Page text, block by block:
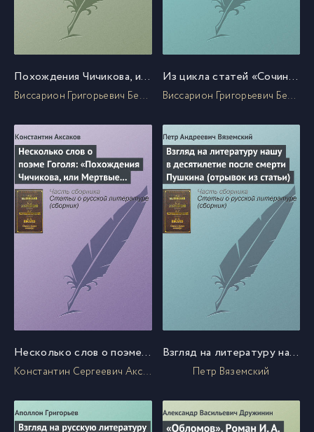
Похождения Чичикова, или Мертвые души
Виссарион Григорьевич Белинский
Из цикла статей «Сочинения Александра Пушкина». Статья девятая. «Евгений Онегин» (окончание)
Виссарион Григорьевич Белинский
Несколько слов о поэме Гоголя: «Похождения Чичикова, или Мертвые души»
Константин Сергеевич Аксаков
Взгляд на литературу нашу в десятилетие после смерти Пушкина (отрывок из статьи)
Петр Вяземский